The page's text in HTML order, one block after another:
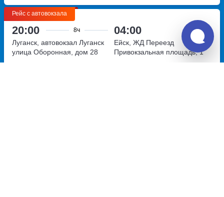
Рейс с автовокзала
20:00 8ч 04:00
Луганск, автовокзал Луганск
улица Оборонная, дом 28
Ейск, ЖД Переезд
Привокзальная площадь, 1